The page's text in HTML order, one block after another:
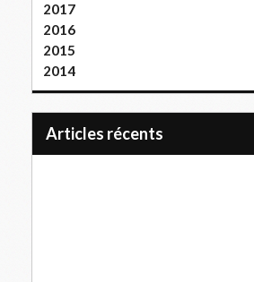
2017
2016
2015
2014
articles récents